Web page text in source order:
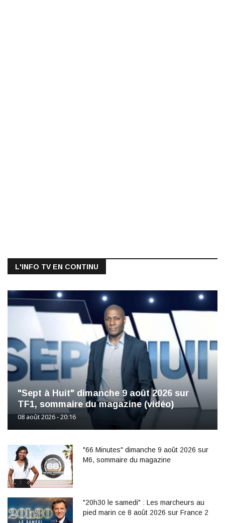
L'INFO TV EN CONTINU
"Sept à Huit" dimanche 9 août 2026 sur
TF1, sommaire du magazine (vidéo)
08 août 2026 - 20:16
"66 Minutes" dimanche 9 août 2026 sur
M6, sommaire du magazine
"20h30 le samedi" : Les marcheurs au
pied marin ce 8 août 2026 sur France 2